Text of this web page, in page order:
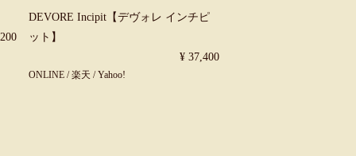
DEVORE Incipit【デヴォレ インチピ
ット】
¥ 37,400
ONLINE /楽天 /Yahoo!